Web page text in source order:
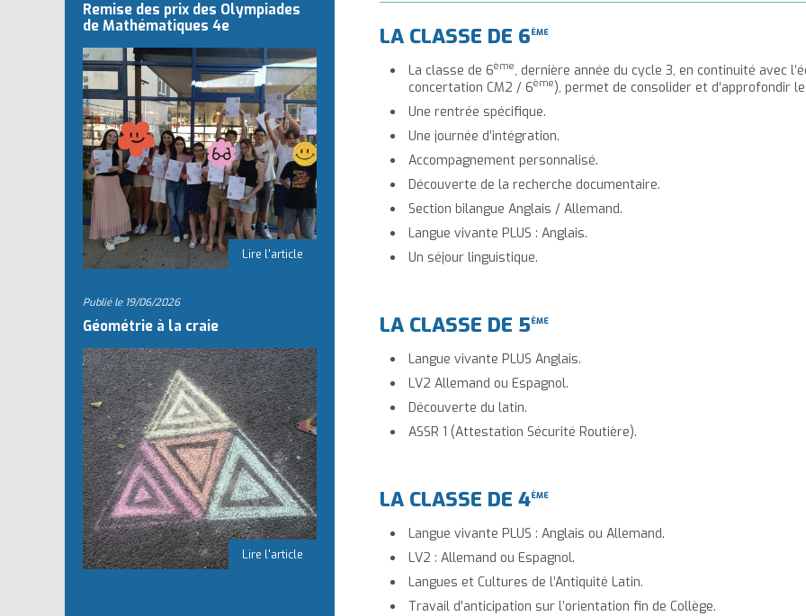
LA CLASSE DE 6ÈME
La classe de 6ème, dernière année du cycle 3, en continuité avec
concertation CM2 / 6ème), permet de consolider et d’approfondir
Une rentrée spécifique.
Une journée d’intégration.
Accompagnement personnalisé.
Découverte de la recherche documentaire.
Section bilangue Anglais / Allemand.
Langue vivante PLUS : Anglais.
Un séjour linguistique.
LA CLASSE DE 5ÈME
Langue vivante PLUS Anglais.
LV2 Allemand ou Espagnol.
Découverte du latin.
ASSR 1 (Attestation Sécurité Routière).
LA CLASSE DE 4ÈME
Langue vivante PLUS : Anglais ou Allemand.
LV2 : Allemand ou Espagnol.
Langues et Cultures de l’Antiquité Latin.
Travail d’anticipation sur l’orientation fin de Collège.
Remise des prix des Olympiades
de Mathématiques 4e
Publié le 19/06/2026
Géométrie à la craie